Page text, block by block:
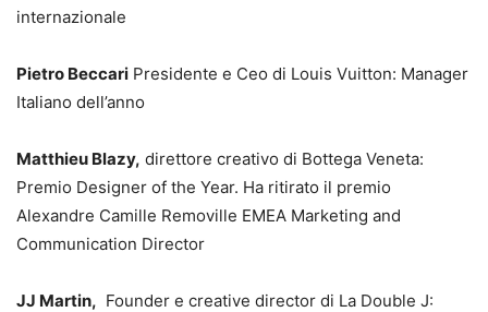
internazionale
Pietro Beccari Presidente e Ceo di Louis Vuitton: Manager
Italiano dell’anno
Matthieu Blazy, direttore creativo di Bottega Veneta:
Premio Designer of the Year. Ha ritirato il premio
Alexandre Camille Removille EMEA Marketing and
Communication Director
JJ Martin, Founder e creative director di La Double J: